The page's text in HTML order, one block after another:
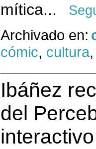
mítica...
Archivado en:
cómic, cultura,
Ibáñez
del